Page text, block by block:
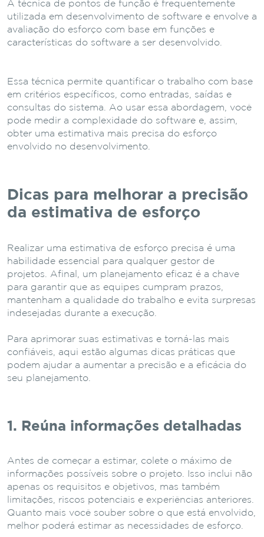
A técnica de pontos de função é frequentemente
utilizada em desenvolvimento de software e envolve a
avaliação do esforço com base em funções e
características do software a ser desenvolvido.
Essa técnica permite quantificar o trabalho com base
em critérios específicos, como entradas, saídas e
consultas do sistema. Ao usar essa abordagem, você
pode medir a complexidade do software e, assim,
obter uma estimativa mais precisa do esforço
envolvido no desenvolvimento.
Dicas para melhorar a precisão
da estimativa de esforço
Realizar uma estimativa de esforço precisa é uma
habilidade essencial para qualquer gestor de
projetos. Afinal, um planejamento eficaz é a chave
para garantir que as equipes cumpram prazos,
mantenham a qualidade do trabalho e evita surpresas
indesejadas durante a execução.
Para aprimorar suas estimativas e torná-las mais
confiáveis, aqui estão algumas dicas práticas que
podem ajudar a aumentar a precisão e a eficácia do
seu planejamento.
1. Reúna informações detalhadas
Antes de começar a estimar, colete o máximo de
informações possíveis sobre o projeto. Isso inclui não
apenas os requisitos e objetivos, mas também
limitações, riscos potenciais e experiências anteriores.
Quanto mais você souber sobre o que está envolvido,
melhor poderá estimar as necessidades de esforço.